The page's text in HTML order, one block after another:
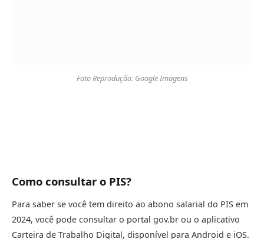
Foto Reprodução: Google Imagens
Como consultar o PIS?
Para saber se você tem direito ao abono salarial do PIS em
2024, você pode consultar o portal gov.br ou o aplicativo
Carteira de Trabalho Digital, disponível para Android e iOS.